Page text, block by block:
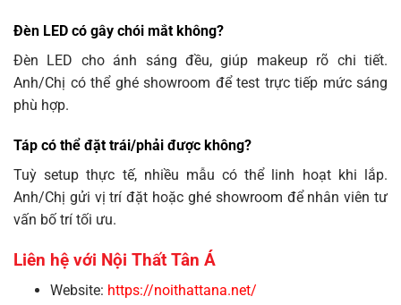
Đèn LED có gây chói mắt không?
Đèn LED cho ánh sáng đều, giúp makeup rõ chi tiết.
Anh/Chị có thể ghé showroom để test trực tiếp mức sáng
phù hợp.
Táp có thể đặt trái/phải được không?
Tuỳ setup thực tế, nhiều mẫu có thể linh hoạt khi lắp.
Anh/Chị gửi vị trí đặt hoặc ghé showroom để nhân viên tư
vấn bố trí tối ưu.
Liên hệ với Nội Thất Tân Á
Website: https://noithattana.net/